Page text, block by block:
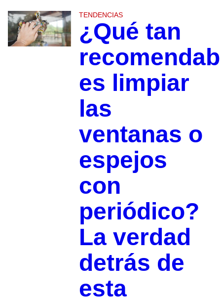
TENDENCIAS
¿Qué tan
es limpiar
las
ventanas o
espejos
con
periódico?
La verdad
detrás de
esta